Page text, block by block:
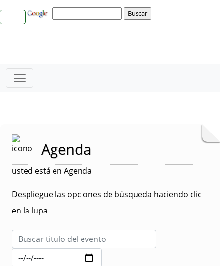
Agenda
usted está en Agenda
Despliegue las opciones de búsqueda haciendo clic
en la lupa